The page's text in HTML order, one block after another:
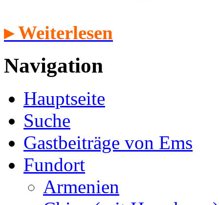
▸ Weiterlesen
Navigation
Hauptseite
Suche
Gastbeiträge von Ems
Fundort
Armenien